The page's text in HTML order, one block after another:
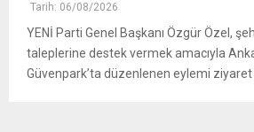
Tarih: 06/08/2026
YENİ Parti Genel Başkanı Özgür Özel,
taleplerine destek vermek amacıyla
Güvenpark’ta düzenlenen eylemi